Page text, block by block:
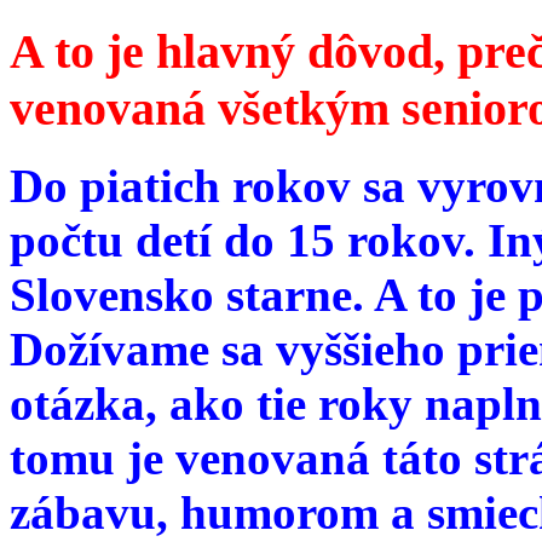
A to je hlavný dôvod,
venovaná všetkým
Do piatich rokov sa
počtu detí do 15 rokov.
Slovensko starne. A to je
Dožívame sa vyššieho
otázka, ako tie roky
tomu je venovaná táto
zábavu, humorom a